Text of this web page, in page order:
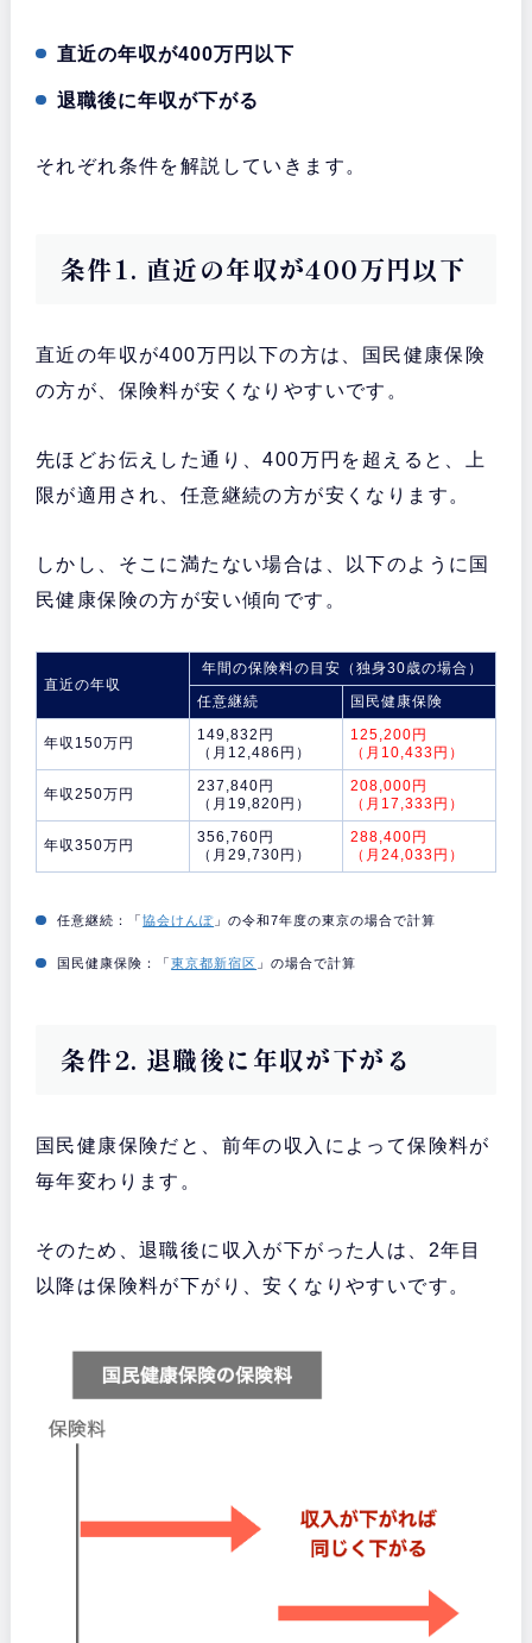
直近の年収が400万円以下
退職後に年収が下がる
それぞれ条件を解説していきます。
条件1. 直近の年収が400万円以下
直近の年収が400万円以下の方は、国民健康保険
の方が、保険料が安くなりやすいです。
先ほどお伝えした通り、400万円を超えると、上
限が適用され、任意継続の方が安くなります。
しかし、そこに満たない場合は、以下のように国
民健康保険の方が安い傾向です。
直近の年収
年間の保険料の目安（独身30歳の場合）
任意継続
国民健康保険
年収150万円
149,832円
（月12,486円）
125,200円
（月10,433円）
年収250万円
237,840円
（月19,820円）
208,000円
（月17,333円）
年収350万円
356,760円
（月29,730円）
288,400円
（月24,033円）
任意継続：「協会けんぽ 」の令和7年度の東京の場合で計算
国民健康保険：「東京都新宿区 」の場合で計算
条件2. 退職後に年収が下がる
国民健康保険だと、前年の収入によって保険料が
毎年変わります。
そのため、退職後に収入が下がった人は、2年目
以降は保険料が下がり、安くなりやすいです。